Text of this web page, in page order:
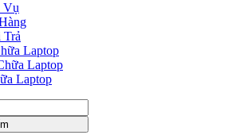
Vụ
Laptop
Laptop
Laptop